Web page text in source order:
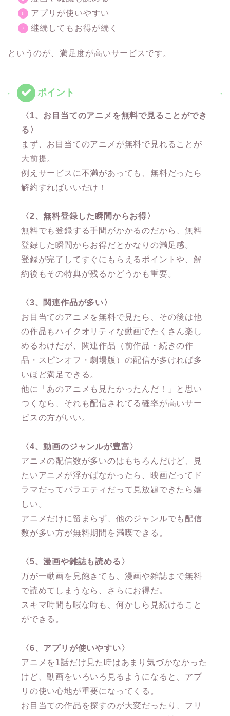
アプリが使いやすい
継続してもお得が続く
というのが、満足度が高いサービスです。
〈1、お目当てのアニメを無料で見ることができ
る〉
まず、お目当てのアニメが無料で見れることが
大前提。
例えサービスに不満があっても、無料だったら
解約すればいいだけ！
〈2、無料登録した瞬間からお得〉
無料でも登録する手間がかかるのだから、無料
登録した瞬間からお得だとかなりの満足感。
登録が完了してすぐにもらえるポイントや、解
約後もその特典が残るかどうかも重要。
〈3、関連作品が多い〉
お目当てのアニメを無料で見たら、その後は他
の作品もハイクオリティな動画でたくさん楽し
めるわけだが、関連作品（前作品・続きの作
品・スピンオフ・劇場版）の配信が多ければ多
いほど満足できる。
他に「あのアニメも見たかったんだ！」と思い
つくなら、それも配信されてる確率が高いサー
ビスの方がいい。
〈4、動画のジャンルが豊富〉
アニメの配信数が多いのはもちろんだけど、見
たいアニメが浮かばなかったら、映画だってド
ラマだってバラエティだって見放題できたら嬉
しい。
アニメだけに留まらず、他のジャンルでも配信
数が多い方が無料期間を満喫できる。
〈5、漫画や雑誌も読める〉
万が一動画を見飽きても、漫画や雑誌まで無料
で読めてしまうなら、さらにお得だ。
スキマ時間も暇な時も、何かしら見続けること
ができる。
〈6、アプリが使いやすい〉
アニメを1話だけ見た時はあまり気づかなかった
けど、動画をいろいろ見るようになると、アプ
リの使い心地が重要になってくる。
お目当ての作品を探すのが大変だったり、フリ